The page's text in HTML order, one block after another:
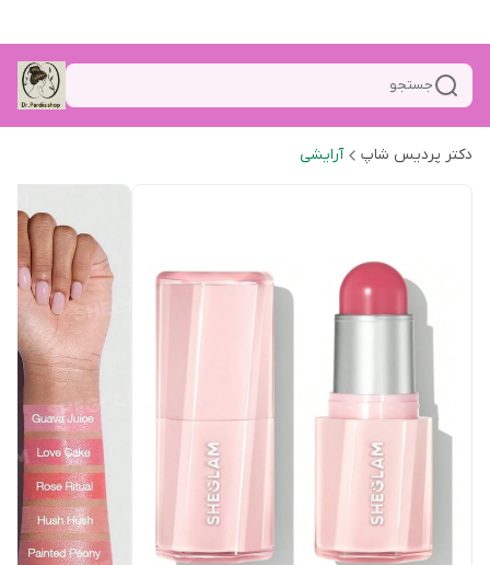
جستجو
دکتر پردیس شاپ آرایشی